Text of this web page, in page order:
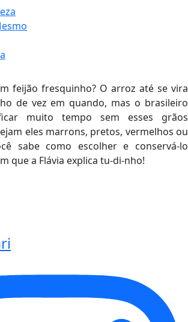
feijão fresquinho? O arroz até se vira
de vez em quando, mas o brasileiro
muito tempo sem esses grãos
eles marrons, pretos, vermelhos ou
sabe como escolher e conservá-lo
que a Flávia explica tu-di-nho!